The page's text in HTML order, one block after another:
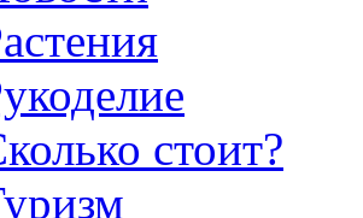
стоит?